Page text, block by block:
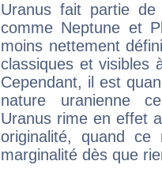
Uranus fait partie
comme Neptune et
moins nettement
classiques et visibles
Cependant, il est
nature uranienne
Uranus rime en effet
originalité, quand ce
marginalité dès que